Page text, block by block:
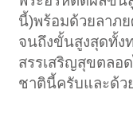
นี้)พร้อมด้วยลาภ
จนถึงขั้นสูงสุดทั้ง
สรรเสริญสุขตลอ
ชาตินี้ครับและด้ว